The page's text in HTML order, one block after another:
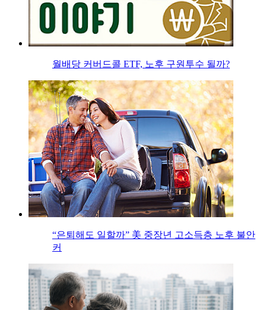
월배당 커버드콜 ETF, 노후 구원투수 될까?
“은퇴해도 일할까” 美 중장년 고소득층 노후 불안
커